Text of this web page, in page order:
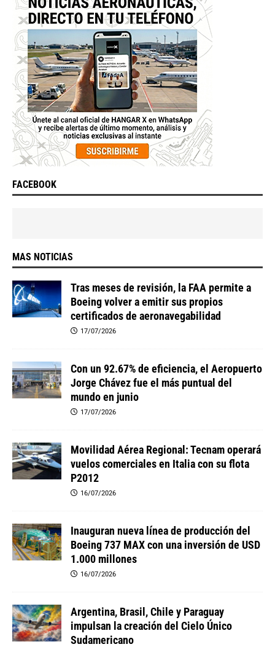
FACEBOOK
MAS NOTICIAS
Tras meses de revisión, la FAA permite a
Boeing volver a emitir sus propios
certificados de aeronavegabilidad
17/07/2026
Con un 92.67% de eficiencia, el Aeropuerto
Jorge Chávez fue el más puntual del
mundo en junio
17/07/2026
Movilidad Aérea Regional: Tecnam operará
vuelos comerciales en Italia con su flota
P2012
16/07/2026
Inauguran nueva línea de producción del
Boeing 737 MAX con una inversión de USD
1.000 millones
16/07/2026
Argentina, Brasil, Chile y Paraguay
impulsan la creación del Cielo Único
Sudamericano